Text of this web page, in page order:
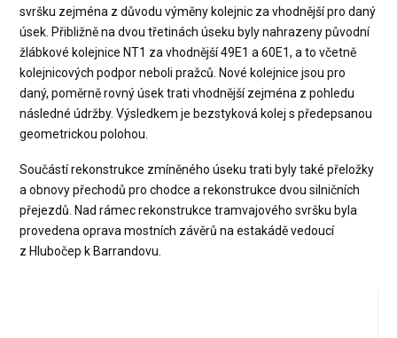
svršku zejména z důvodu výměny kolejnic za vhodnější pro daný
úsek. Přibližně na dvou třetinách úseku byly nahrazeny původní
žlábkové kolejnice NT1 za vhodnější 49E1 a 60E1, a to včetně
kolejnicových podpor neboli pražců. Nové kolejnice jsou pro
daný, poměrně rovný úsek trati vhodnější zejména z pohledu
následné údržby. Výsledkem je bezstyková kolej s předepsanou
geometrickou polohou.
Součástí rekonstrukce zmíněného úseku trati byly také přeložky
a obnovy přechodů pro chodce a rekonstrukce dvou silničních
přejezdů. Nad rámec rekonstrukce tramvajového svršku byla
provedena oprava mostních závěrů na estakádě vedoucí
z Hlubočep k Barrandovu.